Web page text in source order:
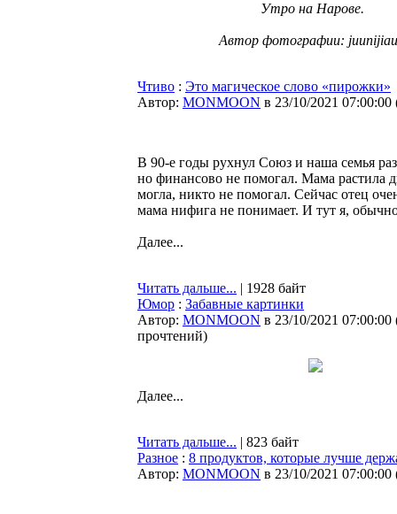
Утро на Нарове.
Автор фотографии:
Чтиво : Это магическое слово «пирожки»
Автор: MONMOON в 23/10/2021 07:00:00
В 90-е годы рухнул Союз и наша семья
но финансово не помогал. Мама растила
могла, никто не помогал. Сейчас отец
мама нифига не понимает. И тут я,
Далее...
Читать дальше... | 1928 байт
Юмор : Забавные картинки
Автор: MONMOON в 23/10/2021 07:00:00
прочтений)
Далее...
Читать дальше... | 823 байт
Разное : 8 продуктов, которые лучше
Автор: MONMOON в 23/10/2021 07:00:00